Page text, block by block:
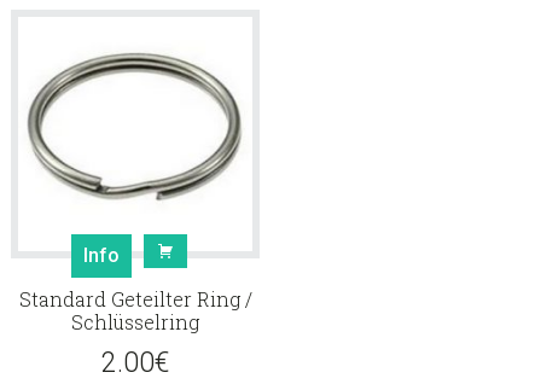
Info
Standard Geteilter Ring /
Schlüsselring
2.00€